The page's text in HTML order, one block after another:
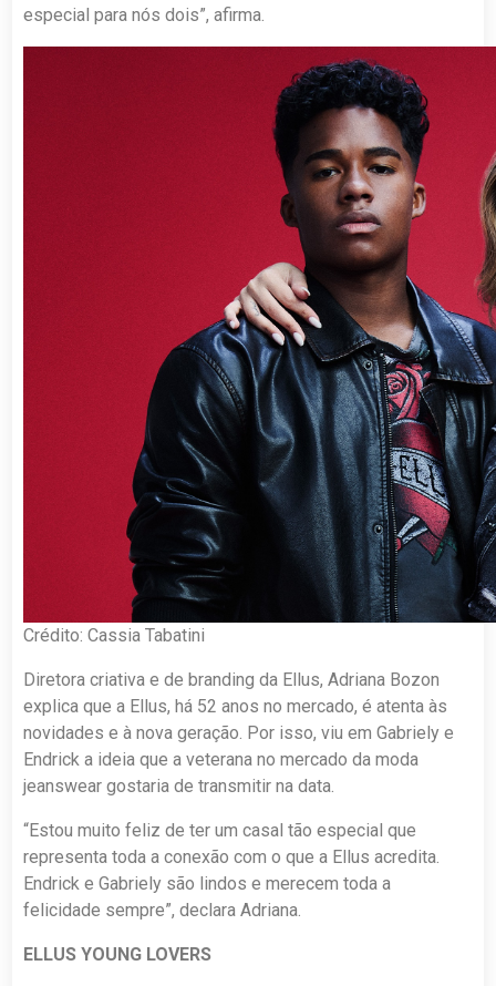
especial para nós dois”, afirma.
Crédito: Cassia Tabatini
Diretora criativa e de branding da Ellus, Adriana Bozon
explica que a Ellus, há 52 anos no mercado, é atenta às
novidades e à nova geração. Por isso, viu em Gabriely e
Endrick a ideia que a veterana no mercado da moda
jeanswear gostaria de transmitir na data.
“Estou muito feliz de ter um casal tão especial que
representa toda a conexão com o que a Ellus acredita.
Endrick e Gabriely são lindos e merecem toda a
felicidade sempre”, declara Adriana.
ELLUS YOUNG LOVERS